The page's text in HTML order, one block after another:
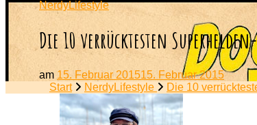
NerdyLifestyle
Die 10 verrücktesten
am 15. Februar 201515. Februar 2015
Start
NerdyLifestyle Die 10